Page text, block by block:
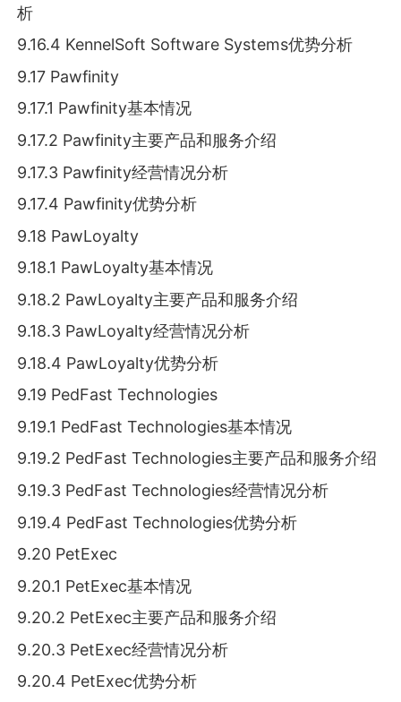
析
9.16.4 KennelSoft Software Systems优势分析
9.17 Pawfinity
9.17.1 Pawfinity基本情况
9.17.2 Pawfinity主要产品和服务介绍
9.17.3 Pawfinity经营情况分析
9.17.4 Pawfinity优势分析
9.18 PawLoyalty
9.18.1 PawLoyalty基本情况
9.18.2 PawLoyalty主要产品和服务介绍
9.18.3 PawLoyalty经营情况分析
9.18.4 PawLoyalty优势分析
9.19 PedFast Technologies
9.19.1 PedFast Technologies基本情况
9.19.2 PedFast Technologies主要产品和服务介绍
9.19.3 PedFast Technologies经营情况分析
9.19.4 PedFast Technologies优势分析
9.20 PetExec
9.20.1 PetExec基本情况
9.20.2 PetExec主要产品和服务介绍
9.20.3 PetExec经营情况分析
9.20.4 PetExec优势分析